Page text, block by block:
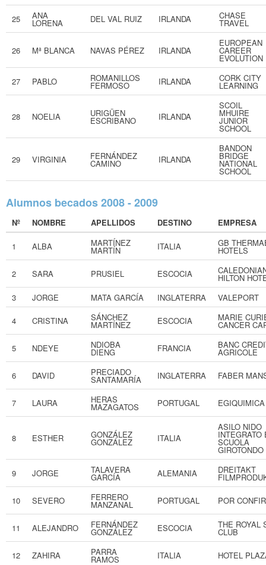
25 ANA
LORENA DEL VAL RUIZ IRLANDA CHASE
TRAVEL
26 Mª BLANCA NAVAS PÉREZ IRLANDA
EUROPEAN
CAREER
EVOLUTION
27 PABLO ROMANILLOS
FERMOSO IRLANDA CORK CITY
LEARNING
28 NOELIA URIGÜEN
ESCRIBANO IRLANDA
SCOIL
MHUIRE
JUNIOR
SCHOOL
29 VIRGINIA FERNÁNDEZ
CAMINO IRLANDA
BANDON
BRIDGE
NATIONAL
SCHOOL
Alumnos becados 2008 - 2009
Nº NOMBRE APELLIDOS DESTINO EMPRESA
1 ALBA MARTÍNEZ
MARTÍN ITALIA GB
HOTELS
2 SARA PRUSIEL ESCOCIA
HILTON
3
JORGE MATA GARCÍA INGLATERRA VALEPORT
4 CRISTINA SÁNCHEZ
MARTÍNEZ ESCOCIA MARIE
CANCER
5 NDEYE NDIOBA
DIENG FRANCIA BANC
AGRICOLE
6 DAVID PRECIADO
SANTAMARÍA INGLATERRA FABER
7 LAURA HERAS
MAZAGATOS PORTUGAL EGIQUIMICA
8 ESTHER GONZÁLEZ
GONZÁLEZ ITALIA
ASILO NIDO
INTEGRATO
SCUOLA
GIROTONDO
9 JORGE TALAVERA
GARCÍA ALEMANIA DREITAKT
10 SEVERO FERRERO
MANZANAL PORTUGAL POR
11 ALEJANDRO FERNÁNDEZ
GONZÁLEZ ESCOCIA THE ROYAL
CLUB
12 ZAHIRA PARRA
RAMOS ITALIA HOTEL